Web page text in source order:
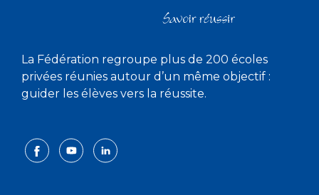
La Fédération regroupe plus de 200 écoles
privées réunies autour d’un même objectif :
guider les élèves vers la réussite.